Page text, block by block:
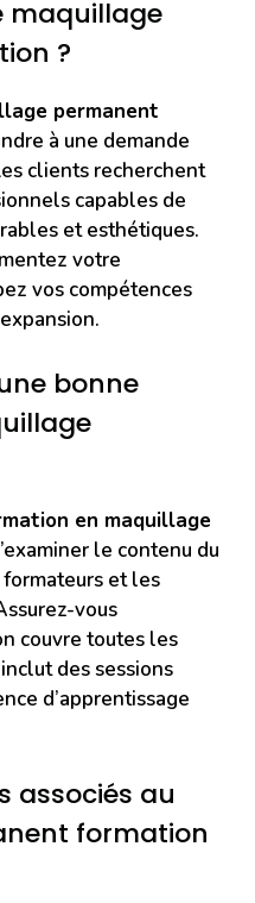
maquillage
?
permanent
à une demande
clients recherchent
capables de
et esthétiques.
votre
vos compétences
bonne
en maquillage
le contenu du
et les
vous
couvre toutes les
des sessions
d’apprentissage
associés au
formation